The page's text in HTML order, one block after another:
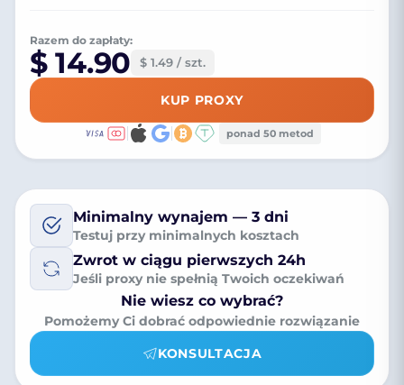
Razem do zapłaty:
$ 14.90 $ 1.49 / szt.
KUP PROXY
ponad 50 metod
Minimalny wynajem — 3 dni
Testuj przy minimalnych kosztach
Zwrot w ciągu pierwszych 24h
Jeśli proxy nie spełnią Twoich oczekiwań
Nie wiesz co wybrać?
Pomożemy Ci dobrać odpowiednie rozwiązanie
KONSULTACJA